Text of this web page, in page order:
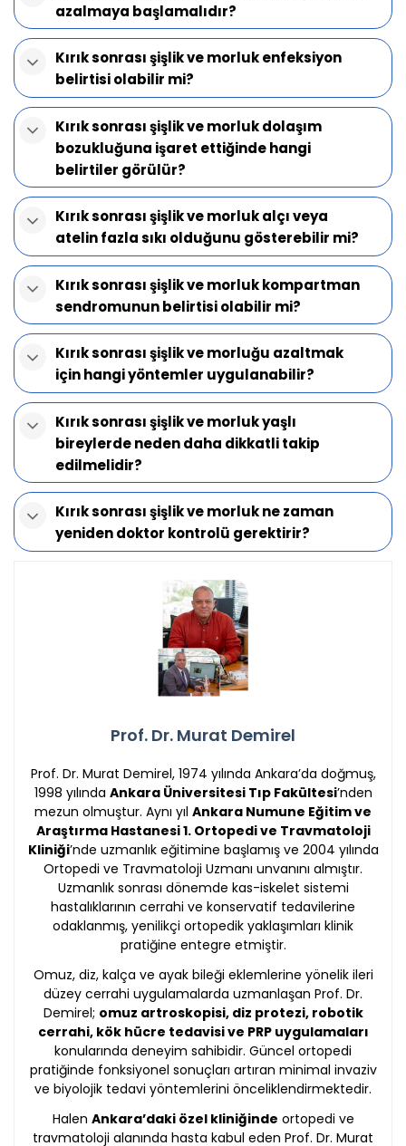
azalmaya başlamalıdır?
Kırık sonrası şişlik ve morluk enfeksiyon
belirtisi olabilir mi?
Kırık sonrası şişlik ve morluk dolaşım
bozukluğuna işaret ettiğinde hangi
belirtiler görülür?
Kırık sonrası şişlik ve morluk alçı veya
atelin fazla sıkı olduğunu gösterebilir mi?
Kırık sonrası şişlik ve morluk kompartman
sendromunun belirtisi olabilir mi?
Kırık sonrası şişlik ve morluğu azaltmak
için hangi yöntemler uygulanabilir?
Kırık sonrası şişlik ve morluk yaşlı
bireylerde neden daha dikkatli takip
edilmelidir?
Kırık sonrası şişlik ve morluk ne zaman
yeniden doktor kontrolü gerektirir?
Prof. Dr. Murat Demirel
Prof. Dr. Murat Demirel, 1974 yılında Ankara’da doğmuş,
1998 yılında Ankara Üniversitesi Tıp Fakültesi’nden
mezun olmuştur. Aynı yıl Ankara Numune Eğitim ve
Araştırma Hastanesi 1. Ortopedi ve Travmatoloji
Kliniği’nde uzmanlık eğitimine başlamış ve 2004 yılında
Ortopedi ve Travmatoloji Uzmanı unvanını almıştır.
Uzmanlık sonrası dönemde kas-iskelet sistemi
hastalıklarının cerrahi ve konservatif tedavilerine
odaklanmış, yenilikçi ortopedik yaklaşımları klinik
pratiğine entegre etmiştir.
Omuz, diz, kalça ve ayak bileği eklemlerine yönelik ileri
düzey cerrahi uygulamalarda uzmanlaşan Prof. Dr.
Demirel; omuz artroskopisi, diz protezi, robotik
cerrahi, kök hücre tedavisi ve PRP uygulamaları
konularında deneyim sahibidir. Güncel ortopedi
pratiğinde fonksiyonel sonuçları artıran minimal invaziv
ve biyolojik tedavi yöntemlerini önceliklendirmektedir.
Halen Ankara’daki özel kliniğinde ortopedi ve
travmatoloji alanında hasta kabul eden Prof. Dr. Murat